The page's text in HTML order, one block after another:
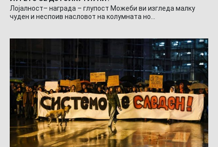
Лојалност– награда – глупост Можеби ви изгледа малку
чуден и неспоив насловот на колумната но…